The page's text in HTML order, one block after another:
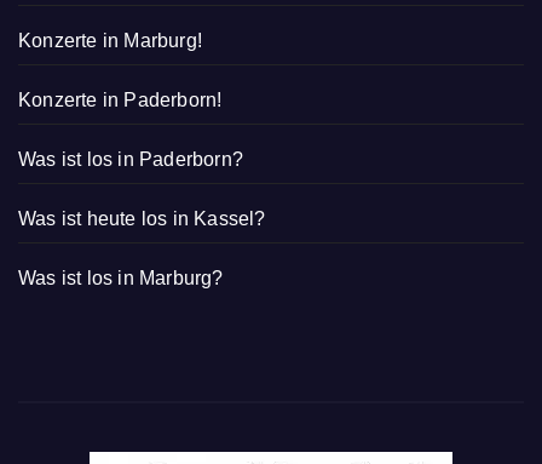
Konzerte in Marburg!
Konzerte in Paderborn!
Was ist los in Paderborn?
Was ist heute los in Kassel?
Was ist los in Marburg?